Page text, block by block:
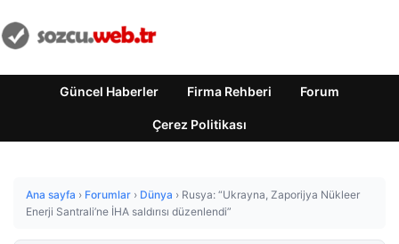
Güncel Haberler Firma Rehberi Forum
Çerez Politikası
Ana sayfa › Forumlar › Dünya › Rusya: “Ukrayna, Zaporijya Nükleer
Enerji Santrali’ne İHA saldırısı düzenlendi”